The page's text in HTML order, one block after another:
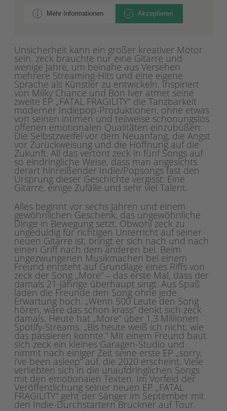
Mehr Informationen Akzeptieren
Unsicherheit kann ein großer kreativer Motor
sein. zeck brauchte nur eine Gitarre und
wenige Jahre, um beinahe aus Versehen
mehrere Streaming-Hits und eine eigene
Sprache als Künstler zu entwickeln. Inspiriert
von Milky Chance und Bon Iver atmet seine
zweite EP „FATAL FRAGILITY“ die Tanzbarkeit
moderner Indiepop-Produktionen, ohne etwas
von seinen intimen und teilweise schonungslos
offenen emotionalen Qualitäten einzubüßen:
Die Selbstzweifel vor dem Neuanfang, die Angst
vor Zurückweisung und die Hoffnung auf die
Zukunft. All das vertont zeck in fünf Songs auf
so eindringliche Weise, dass man angesichts
derart hinreißender Indie/Popsongs fast den
Ursprung dieser Geschichte vergisst: Eine
Gitarre, einige Zufälle und sehr viel Talent.
Alles beginnt vor sechs Jahren und einem
gewöhnlichen Geschenk, das ungewöhnliche
Dinge in Bewegung setzt. Obwohl zeck zu
ungeduldig für richtigen Unterricht auf seiner
neuen Gitarre ist, bringt er sich nach und nach
einen Griff nach dem anderen bei. Beim
ungezwungenen Musikmachen bei einem
Freund entsteht auf Grundlage eines Riffs von
zeck der Song „More“ – das erste Mal, dass der
damals 21-jährige überhaupt singt. Aus Spaß
laden die Freunde den Song ohne jede
Erwartung hoch. „Wenn 500 Leute den Song
hören, wäre das schon krass“ denkt sich zeck
damals. Heute hat „More“ über 1,3 Millionen
Spotify-Streams. „Bis heute weiß ich nicht, wie
das passieren konnte.“ Mit einem Freund baut
sich zeck ein kleines Garagen-Studio und
nimmt nach einiger Zeit seine erste EP „sorry,
i’ve been asleep“ auf, die 2020 erscheint. Viele
verliebten sich in die unaufdringlichen Songs
mit den emotionalen Texten. Im Vorfeld der
Veröffentlichung seiner neuen EP „FATAL
FRAGILITY“ geht der Sänger im September mit
den Indie-Durchstartern Bruckner auf Tour.